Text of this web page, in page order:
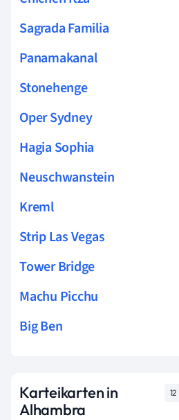
Sagrada Familia
Panamakanal
Stonehenge
Oper Sydney
Hagia Sophia
Neuschwanstein
Kreml
Strip Las Vegas
Tower Bridge
Machu Picchu
Big Ben
Karteikarten in
Alhambra
12